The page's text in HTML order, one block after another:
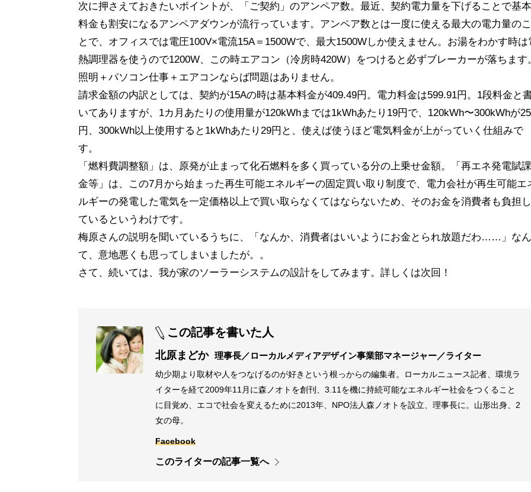
次に押さえておきたいポイントが、「ご契約」のアンペア数。最近、契約電力量を下げることで基本
料金も割安になるアンペアダウンが流行っています。アンペア数とは一度に使える最大の電力量のこ
とで、オフィスでは電圧100V×電流15A＝1500Wで、最大1500Wしか使えません。お湯をわかす時は
熱調理器を使うので1200W、この時エアコン（冷房時420W）をつけると必ずブレーカーが落ちます
照明＋パソコン仕事＋エアコンならば問題はありません。
請求金額の内訳としては、契約が15Aの時は基本料金が409.49円。電力料金は599.91円。1段料金と
いてありますが、1カ月あたりの使用量が120kWhまでは1kWhあたり19円で、120kWh〜300kWhが25
円、300kWh以上使用すると1kWhあたり29円と、使えば使うほど電気料金が上がっていく仕組みで
す。
「燃料費調整額」は、原発が止まって化石燃料を多く買っている分の上乗せ金額。「再エネ発電賦課
金等」は、この7月から始まった再生可能エネルギーの固定買い取り制度で、電力会社が再生可能エ
ルギーの発電した電気を一定価格以上で買い取らなくてはならないため、そのお金を消費者も負担し
ているというわけです。
梅原さんの説明を聞いているうちに、「なんか、消費者はいいようにお金とられ放題だわ……」なん
て、意地悪くも思ってしまいましたが。。
さて、続いては、我が家のソーラーシステムの設計をしてみます。詳しくは次回！
この記事を書いた人
北原まどか 理事長／ローカルメディアデザイン事業部マネージャー／ライター
幼少期より取材や人をつなげるのが好きという根っからの編集者。ローカルニュース記者、環境ラ
イターを経て2009年11月に森ノオトを創刊、3.11を機に持続可能なエネルギー社会をつくること
に目覚め、エコで社会を変えるために2013年、NPO法人森ノオトを設立、理事長に。山形出身、2
女の母。
Facebook
このライターの記事一覧へ